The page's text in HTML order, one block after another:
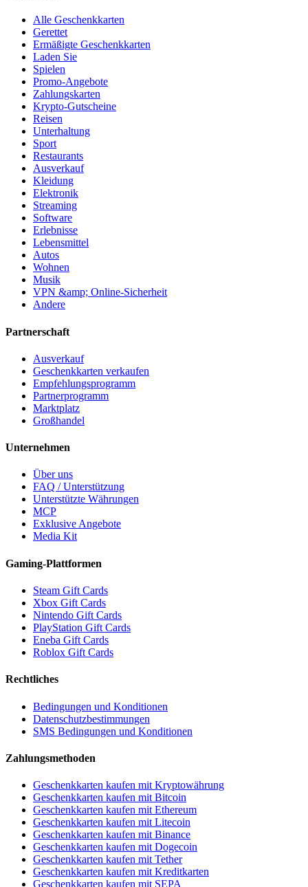
Alle Geschenkkarten
Gerettet
Ermäßigte Geschenkkarten
Laden Sie
Spielen
Promo-Angebote
Zahlungskarten
Krypto-Gutscheine
Reisen
Unterhaltung
Sport
Restaurants
Ausverkauf
Kleidung
Elektronik
Streaming
Software
Erlebnisse
Lebensmittel
Autos
Wohnen
Musik
VPN &amp; Online-Sicherheit
Andere
Partnerschaft
Ausverkauf
Geschenkkarten verkaufen
Empfehlungsprogramm
Partnerprogramm
Marktplatz
Großhandel
Unternehmen
Über uns
FAQ / Unterstützung
Unterstützte Währungen
MCP
Exklusive Angebote
Media Kit
Gaming-Plattformen
Steam Gift Cards
Xbox Gift Cards
Nintendo Gift Cards
PlayStation Gift Cards
Eneba Gift Cards
Roblox Gift Cards
Rechtliches
Bedingungen und Konditionen
Datenschutzbestimmungen
SMS Bedingungen und Konditionen
Zahlungsmethoden
Geschenkkarten kaufen mit Kryptowährung
Geschenkkarten kaufen mit Bitcoin
Geschenkkarten kaufen mit Ethereum
Geschenkkarten kaufen mit Litecoin
Geschenkkarten kaufen mit Binance
Geschenkkarten kaufen mit Dogecoin
Geschenkkarten kaufen mit Tether
Geschenkkarten kaufen mit Kreditkarten
Geschenkkarten kaufen mit SEPA